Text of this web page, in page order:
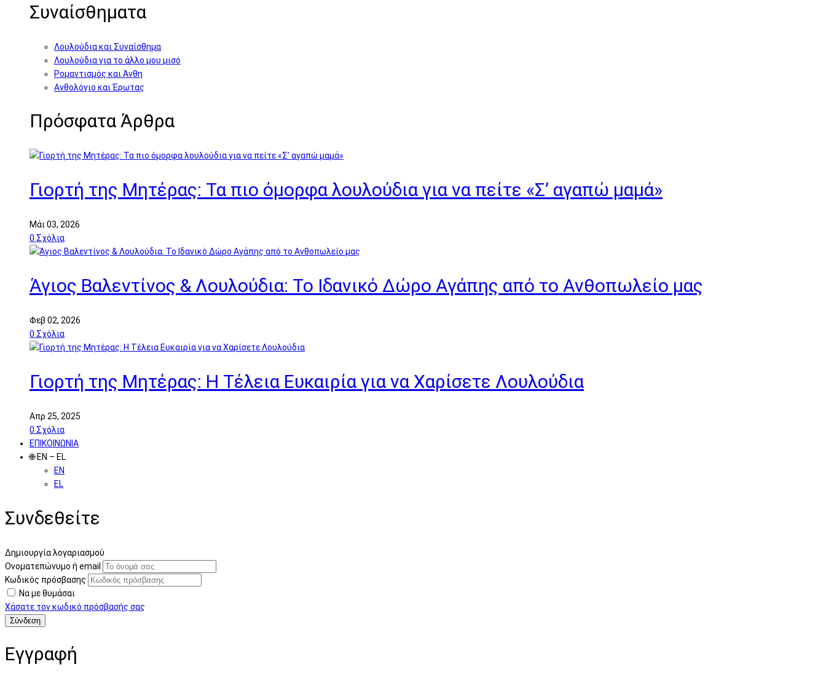
Συναίσθηματα
Λουλούδια και Συναίσθημα
Λουλούδια για το άλλο μου μισό
Ρομαντισμός και Άνθη
Ανθολόγιο και Έρωτας
Πρόσφατα Άρθρα
Γιορτή της Μητέρας: Τα πιο όμορφα λουλούδια για να πείτε «Σ’ αγαπώ μαμά»
Μάι 03, 2026
0 Σχόλια
Άγιος Βαλεντίνος & Λουλούδια: Το Ιδανικό Δώρο Αγάπης από το Ανθοπωλείο μας
Φεβ 02, 2026
0 Σχόλια
Γιορτή της Μητέρας: Η Τέλεια Ευκαιρία για να Χαρίσετε Λουλούδια
Απρ 25, 2025
0 Σχόλια
ΕΠΙΚΟΙΝΩΝΙΑ
🌐 EN – EL
EN
EL
Συνδεθείτε
Δημιουργία λογαριασμού
Ονοματεπώνυμο ή email
Κωδικός πρόσβασης
Να με θυμάσαι
Χάσατε τον κωδικό πρόσβασής σας
Εγγραφή